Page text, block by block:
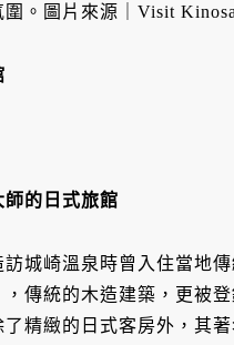
圍。圖片來源｜Visit
師的日式旅館
訪城崎溫泉時曾入住當地
，傳統的木造建築，更被
精緻的日式客房外，其